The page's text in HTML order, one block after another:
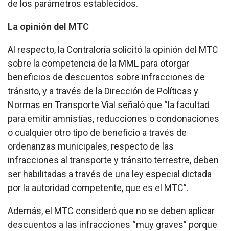
de los parámetros establecidos.
La opinión del MTC
Al respecto, la Contraloría solicitó la opinión del MTC
sobre la competencia de la MML para otorgar
beneficios de descuentos sobre infracciones de
tránsito, y a través de la Dirección de Políticas y
Normas en Transporte Vial señaló que “la facultad
para emitir amnistías, reducciones o condonaciones
o cualquier otro tipo de beneficio a través de
ordenanzas municipales, respecto de las
infracciones al transporte y tránsito terrestre, deben
ser habilitadas a través de una ley especial dictada
por la autoridad competente, que es el MTC”.
Además, el MTC consideró que no se deben aplicar
descuentos a las infracciones “muy graves” porque